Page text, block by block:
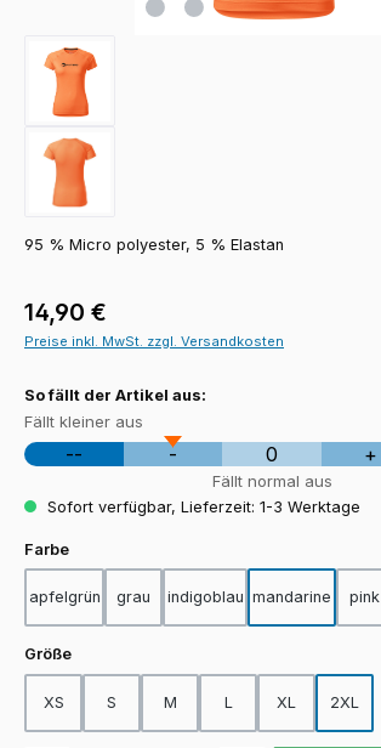
95 % Micro polyester, 5 % Elastan
Regulärer Preis:
14,90 €
Preise inkl. MwSt. zzgl. Versandkosten
So fällt der Artikel aus:
Fällt kleiner aus
-- - 0 +
Fällt normal aus
Sofort verfügbar, Lieferzeit: 1-3 Werktage
Farbeauswählen
apfelgrün grau indigoblau mandarine pink
Größeauswählen
XS S M L XL 2XL